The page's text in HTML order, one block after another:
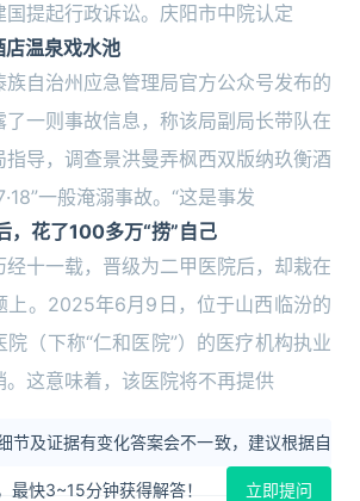
提起行政诉讼。庆阳市中院认定
温泉戏水池
族自治州应急管理局官方公众号发布的
了一则事故信息，称该局副局长带队在
指导，调查景洪曼弄枫西双版纳玖衡酒
一般淹溺事故。“这是事发
，花了100多万“捞”自己
十一载，晋级为二甲医院后，却栽在
上。2025年6月9日，位于山西临汾的
（下称“仁和医院”）的医疗机构执业
这意味着，该医院将不再提供
节及证据有变化答案会不一致，建议根据自
最快3~15分钟获得解答！ 立即提问